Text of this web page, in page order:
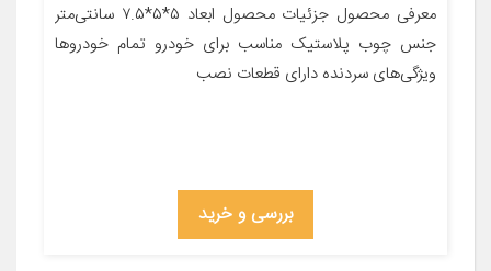
معرفی محصول جزئیات محصول ابعاد ۵*۵*۷.۵ سانتی‌متر
جنس چوب پلاستیک مناسب برای خودرو تمام خودروها
ویژگی‌های سردنده دارای قطعات نصب
بررسی و خرید